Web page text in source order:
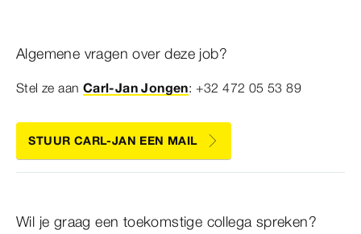
Algemene vragen over deze job?
Stel ze aan Carl-Jan Jongen: +32 472 05 53 89
STUUR CARL-JAN EEN MAIL
Wil je graag een toekomstige collega spreken?